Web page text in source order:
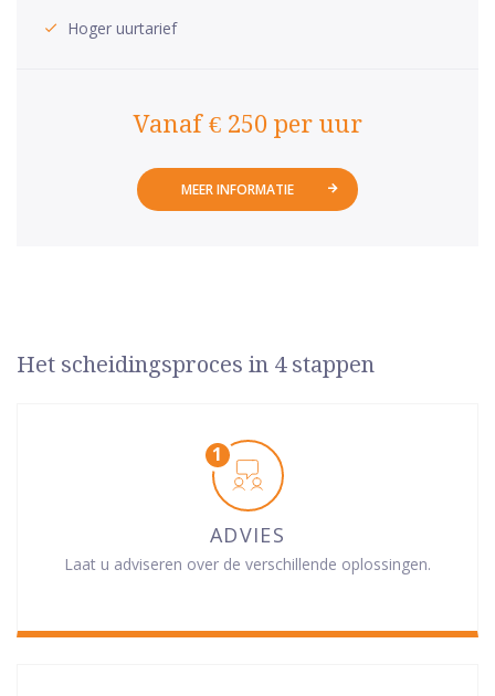
Hoger uurtarief
Vanaf € 250 per uur
MEER INFORMATIE
Het scheidingsproces in 4 stappen
ADVIES
Laat u adviseren over de verschillende oplossingen.